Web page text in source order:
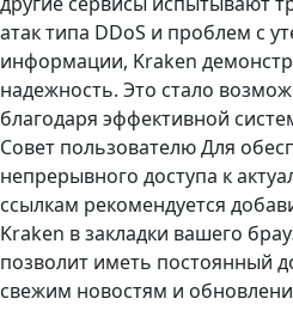
атак типа DDoS и проблем с
информации, Kraken
надежность. Это стало
благодаря эффективной
Совет пользователю Для
непрерывного доступа к
ссылкам рекомендуется
Kraken в закладки вашего
позволит иметь постоянный
свежим новостям и